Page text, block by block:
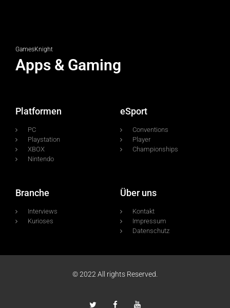
GamesKnight
Apps & Gaming
Platformen
PC
Playstation
XBOX
Nintendo
eSport
Conventions
Player
Championships
Branche
Interviews
Kurioses
Über uns
Kontakt
Impressum
Datenschutz
© 2022 All rights Reserved.